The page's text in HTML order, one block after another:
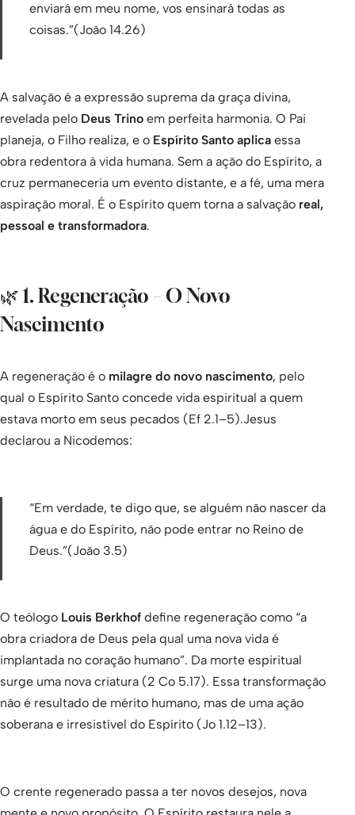
enviará em meu nome, vos ensinará todas as
coisas.”(João 14.26)
A salvação é a expressão suprema da graça divina,
revelada pelo Deus Trino em perfeita harmonia. O Pai
planeja, o Filho realiza, e o Espírito Santo aplica essa
obra redentora à vida humana. Sem a ação do Espírito, a
cruz permaneceria um evento distante, e a fé, uma mera
aspiração moral. É o Espírito quem torna a salvação real,
pessoal e transformadora.
🌿 1. Regeneração – O Novo
Nascimento
A regeneração é o milagre do novo nascimento, pelo
qual o Espírito Santo concede vida espiritual a quem
estava morto em seus pecados (Ef 2.1–5).Jesus
declarou a Nicodemos:
“Em verdade, te digo que, se alguém não nascer da
água e do Espírito, não pode entrar no Reino de
Deus.”(João 3.5)
O teólogo Louis Berkhof define regeneração como “a
obra criadora de Deus pela qual uma nova vida é
implantada no coração humano”. Da morte espiritual
surge uma nova criatura (2 Co 5.17). Essa transformação
não é resultado de mérito humano, mas de uma ação
soberana e irresistível do Espírito (Jo 1.12–13).
O crente regenerado passa a ter novos desejos, nova